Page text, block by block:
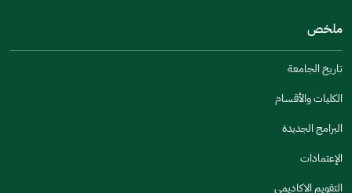
مكتوبة بشكل جيد
الإجابات كانت مرتبطة
تصميمه يجعله سهل القراءة
أخرى
جنس
ملخص
تاريخ الجامعة
الكليات والأقسام
البرامج الجديدة
الإعتمادات
التقويم الاكاديمي